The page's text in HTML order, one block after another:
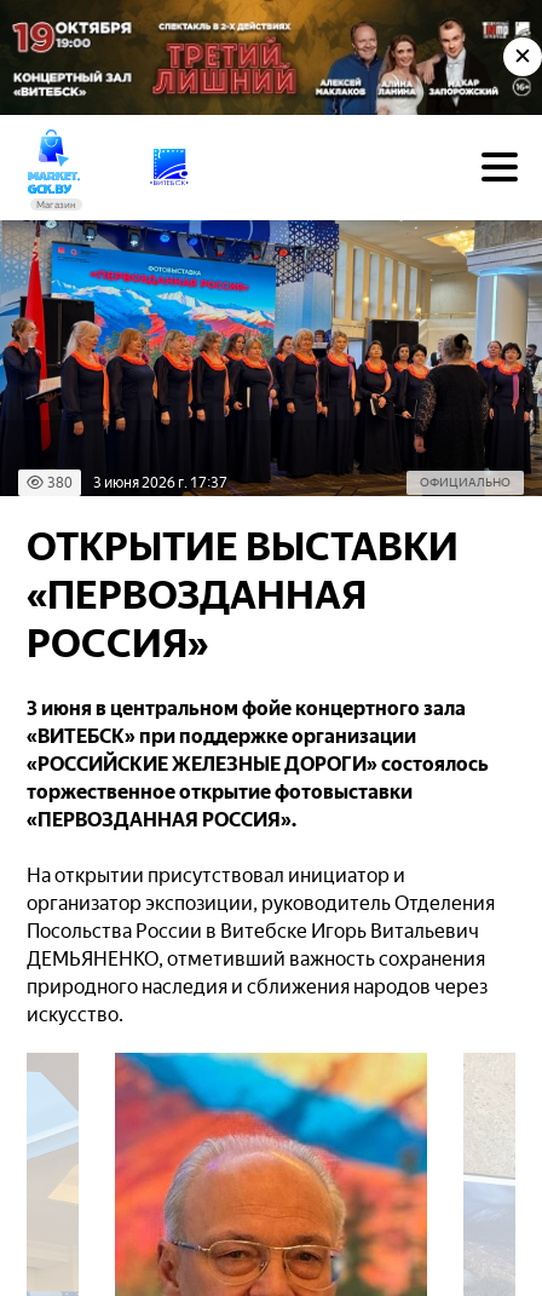
✕
Магазин
380 3 июня 2026 г. 17:37 ОФИЦИАЛЬНО
ОТКРЫТИЕ ВЫСТАВКИ
«ПЕРВОЗДАННАЯ
РОССИЯ»
3 июня в центральном фойе концертного зала
«ВИТЕБСК» при поддержке организации
«РОССИЙСКИЕ ЖЕЛЕЗНЫЕ ДОРОГИ» состоялось
торжественное открытие фотовыставки
«ПЕРВОЗДАННАЯ РОССИЯ».
На открытии присутствовал инициатор и
организатор экспозиции, руководитель Отделения
Посольства России в Витебске Игорь Витальевич
ДЕМЬЯНЕНКО, отметивший важность сохранения
природного наследия и сближения народов через
искусство.